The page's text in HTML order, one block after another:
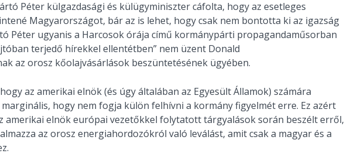
Péter külgazdasági és külügyminiszter cáfolta, hogy az esetleges
Magyarországot, bár az is lehet, hogy csak nem bontotta ki az igazság
Péter ugyanis a Harcosok órája című kormánypárti propagandaműsorban
terjedő hírekkel ellentétben” nem üzent Donald
az orosz kőolajvásárlások beszüntetésének ügyében.
az amerikai elnök (és úgy általában az Egyesült Államok) számára
hogy nem fogja külön felhívni a kormány figyelmét erre. Ez azért
amerikai elnök európai vezetőkkel folytatott tárgyalások során beszélt erről,
az orosz energiahordozókról való leválást, amit csak a magyar és a